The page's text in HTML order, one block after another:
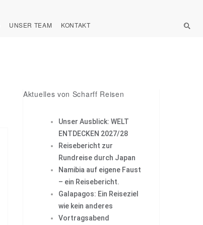
UNSER TEAM KONTAKT
Aktuelles von Scharff Reisen
Unser Ausblick: WELT
ENTDECKEN 2027/28
Reisebericht zur
Rundreise durch Japan
Namibia auf eigene Faust
– ein Reisebericht.
Galapagos: Ein Reiseziel
wie kein anderes
Vortragsabend